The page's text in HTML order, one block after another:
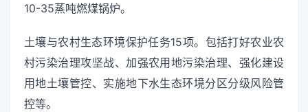
10-35蒸吨燃煤锅炉。
土壤与农村生态环境保护任务15项。包括打好农业农
村污染治理攻坚战、加强农用地污染治理、强化建设
用地土壤管控、实施地下水生态环境分区分级风险管
控等。